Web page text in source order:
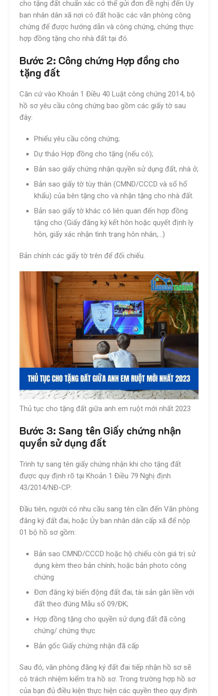
cho tặng đất chuẩn xác có thể gửi đơn đề nghị đến Ủy
ban nhân dân xã nơi có đất hoặc các văn phòng công
chứng để được hướng dẫn và công chứng, chứng thực
hợp đồng tặng cho nhà đất tại đó.
Bước 2: Công chứng Hợp đồng cho
tặng đất
Căn cứ vào Khoản 1 Điều 40 Luật công chứng 2014, bộ
hồ sơ yêu cầu công chứng bao gồm các giấy tờ sau
đây:
Phiếu yêu cầu công chứng;
Dự thảo Hợp đồng cho tặng (nếu có);
Bản sao giấy chứng nhận quyền sử dụng đất, nhà ở;
Bản sao giấy tờ tùy thân (CMND/CCCD và sổ hổ
khẩu) của bên tặng cho và nhận tặng cho nhà đất.
Bản sao giấy tờ khác có liên quan đến hợp đồng
tặng cho (Giấy đăng ký kết hôn hoặc quyết định ly
hôn, giấy xác nhận tình trạng hôn nhân,…)
Bản chính các giấy tờ trên để đối chiếu.
Thủ tục cho tặng đất giữa anh em ruột mới nhất 2023
Bước 3: Sang tên Giấy chứng nhận
quyền sử dụng đất
Trình tự sang tên giấy chứng nhận khi cho tặng đất
được quy định rõ tại Khoản 1 Điều 79 Nghị định
43/2014/NĐ-CP:
Đầu tiên, người có nhu cầu sang tên cần đến Văn phòng
đăng ký đất đai, hoặc Ủy ban nhân dân cấp xã để nộp
01 bộ hồ sơ gồm:
Bản sao CMND/CCCD hoặc hộ chiếu còn giá trị sử
dụng kèm theo bản chính; hoặc bản photo công
chứng
Đơn đăng ký biến động đất đai, tài sản gắn liền với
đất theo đúng Mẫu số 09/ĐK;
Hợp đồng tặng cho quyền sử dụng đất đã công
chứng/ chứng thực
Bản gốc Giấy chứng nhận đã cấp
Sau đó, văn phòng đăng ký đất đai tiếp nhận hồ sơ sẽ
có trách nhiệm kiểm tra hồ sơ. Trong trường hợp hồ sơ
của bạn đủ điều kiện thực hiện các quyền theo quy định